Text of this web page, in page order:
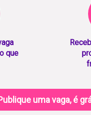
que
uma vaga, é